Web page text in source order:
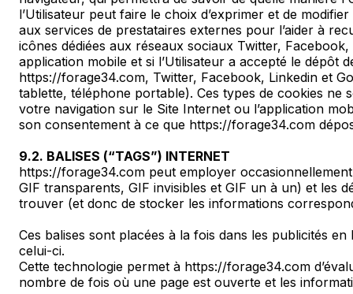
l’Utilisateur peut faire le choix d’exprimer et de
aux services de prestataires externes pour l’aider à
icônes dédiées aux réseaux sociaux Twitter,
application mobile et si l’Utilisateur a accepté le dépôt
https://forage34.com, Twitter, Facebook, Linkedin et
tablette, téléphone portable). Ces types de cookies ne
votre navigation sur le Site Internet ou l’application
son consentement à ce que https://forage34.com
9.2. BALISES (“TAGS”) INTERNET
https://forage34.com peut employer
GIF transparents, GIF invisibles et GIF un à un) et les
trouver (et donc de stocker les informations
Ces balises sont placées à la fois dans les publicités
celui-ci.
Cette technologie permet à https://forage34.com
nombre de fois où une page est ouverte et les